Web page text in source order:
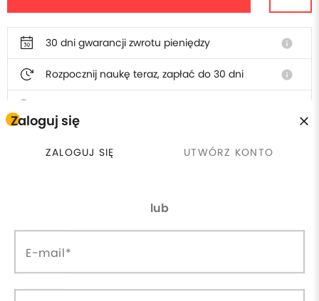
Zaloguj się
ZALOGUJ SIĘ UTWÓRZ KONTO
lub
E-mail
30 dni gwarancji zwrotu pieniędzy info
Rozpocznij naukę teraz, zapłać do 30 dni info
license
forum database_upload